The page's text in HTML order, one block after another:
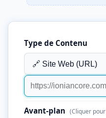
Type de Contenu
Avant-plan (Cliquer pour